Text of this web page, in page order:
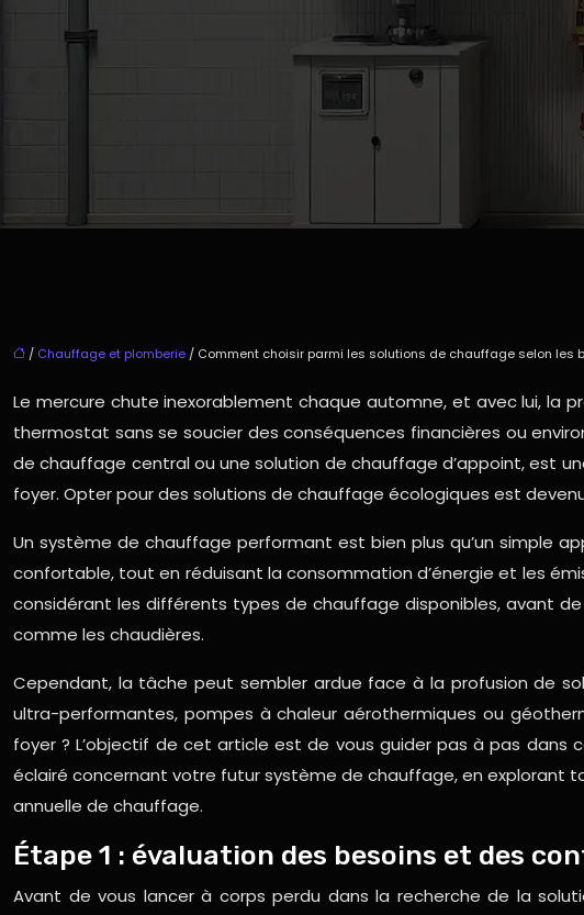
/ Chauffage et plomberie / Comment choisir parmi les solutions de chauffage selon les
Le mercure chute inexorablement chaque automne, et avec lui, la
thermostat sans se soucier des conséquences financières ou
de chauffage central ou une solution de chauffage d’appoint, est
foyer. Opter pour des solutions de chauffage écologiques est
Un système de chauffage performant est bien plus qu’un simple
confortable, tout en réduisant la consommation d’énergie et les
considérant les différents types de chauffage disponibles, avant
comme les chaudières.
Cependant, la tâche peut sembler ardue face à la profusion de
ultra-performantes, pompes à chaleur aérothermiques ou
foyer ? L’objectif de cet article est de vous guider pas à pas dans
éclairé concernant votre futur système de chauffage, en explorant
annuelle de chauffage.
Étape 1 : évaluation des besoins et des
Avant de vous lancer à corps perdu dans la recherche de la